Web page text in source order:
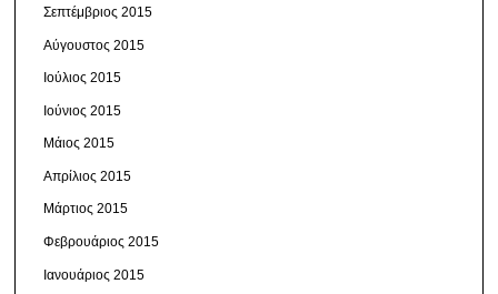
Σεπτέμβριος 2015
Αύγουστος 2015
Ιούλιος 2015
Ιούνιος 2015
Μάιος 2015
Απρίλιος 2015
Μάρτιος 2015
Φεβρουάριος 2015
Ιανουάριος 2015